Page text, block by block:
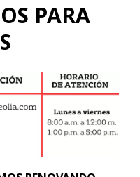
PARA